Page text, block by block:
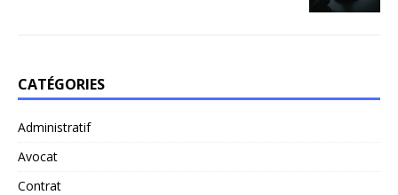
CATÉGORIES
Administratif
Avocat
Contrat